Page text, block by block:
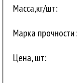
Масса,кг/шт:
Марка прочности:
Цена, шт: